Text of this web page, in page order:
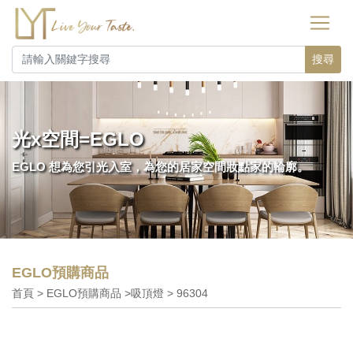
搜尋
光x空間=EGLO
EGLO 想為您引光入室，為您的居家空間妝點家的輪廓。
EGLO預購商品
首頁 > EGLO預購商品 >吸頂燈 > 96304